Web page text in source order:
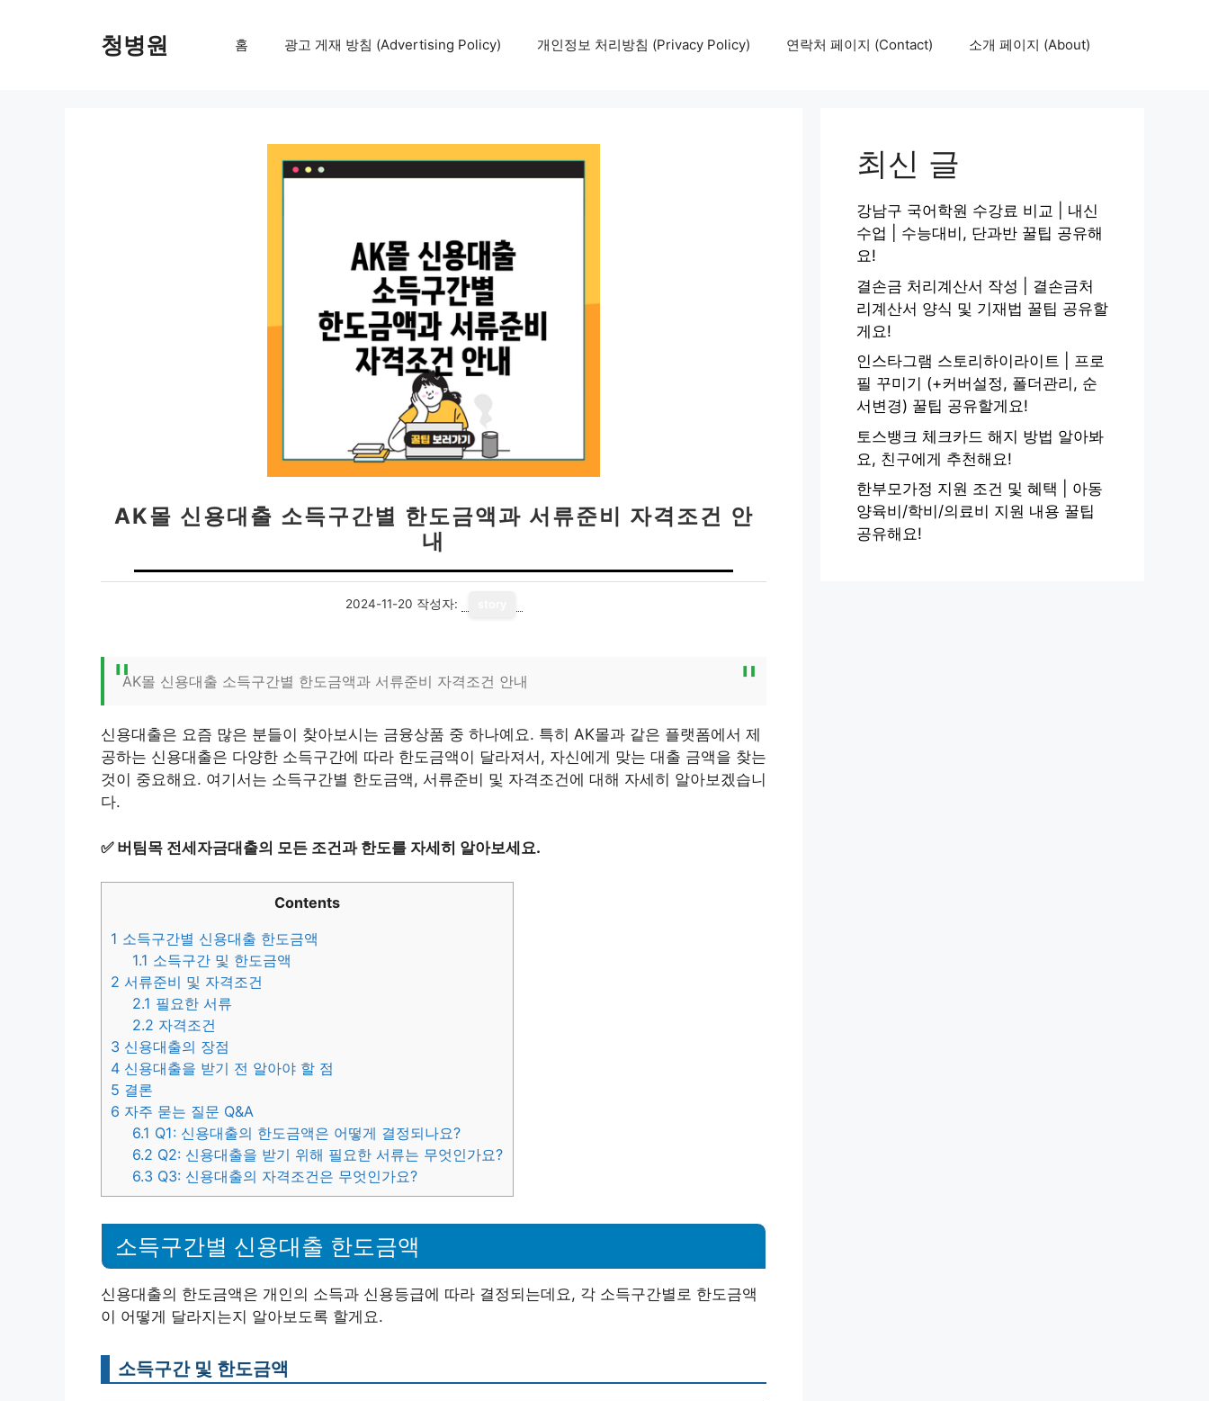
청병원 홈 광고 게재 방침 (Advertising Policy) 개인정보 처리방침 (Privacy Policy) 연락처 페이지 (Contact) 소개 페이지 (About)
AK몰 신용대출 소득구간별 한도금액과 서류준비 자격조건 안
내
2024-11-20 작성자:
AK몰 신용대출 소득구간별 한도금액과 서류준비 자격조건 안내
신용대출은 요즘 많은 분들이 찾아보시는 금융상품 중 하나예요. 특히 AK몰과 같은 플랫폼에서 제
공하는 신용대출은 다양한 소득구간에 따라 한도금액이 달라져서, 자신에게 맞는 대출 금액을 찾는
것이 중요해요. 여기서는 소득구간별 한도금액, 서류준비 및 자격조건에 대해 자세히 알아보겠습니
다.
✅ 버팀목 전세자금대출의 모든 조건과 한도를 자세히 알아보세요.
Contents
1 소득구간별 신용대출 한도금액
1.1 소득구간 및 한도금액
2 서류준비 및 자격조건
2.1 필요한 서류
2.2 자격조건
3 신용대출의 장점
4 신용대출을 받기 전 알아야 할 점
5 결론
6 자주 묻는 질문 Q&A
6.1 Q1: 신용대출의 한도금액은 어떻게 결정되나요?
6.2 Q2: 신용대출을 받기 위해 필요한 서류는 무엇인가요?
6.3 Q3: 신용대출의 자격조건은 무엇인가요?
소득구간별 신용대출 한도금액
신용대출의 한도금액은 개인의 소득과 신용등급에 따라 결정되는데요, 각 소득구간별로 한도금액
이 어떻게 달라지는지 알아보도록 할게요.
소득구간 및 한도금액
최신 글
강남구 국어학원 수강료 비교 | 내신
수업 | 수능대비, 단과반 꿀팁 공유해
요!
결손금 처리계산서 작성 | 결손금처
리계산서 양식 및 기재법 꿀팁 공유할
게요!
인스타그램 스토리하이라이트 | 프로
필 꾸미기 (+커버설정, 폴더관리, 순
서변경) 꿀팁 공유할게요!
토스뱅크 체크카드 해지 방법 알아봐
요, 친구에게 추천해요!
한부모가정 지원 조건 및 혜택 | 아동
양육비/학비/의료비 지원 내용 꿀팁
공유해요!